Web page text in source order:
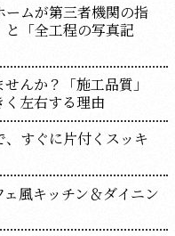
ムが第三者機関の指
「全工程の写真記
んか？「施工品質」
左右する理由
すぐに片付くスッキ
風キッチン＆ダイニン